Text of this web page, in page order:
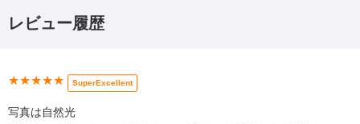
レビュー履歴
★★★★★ SuperExcellent
写真は自然光